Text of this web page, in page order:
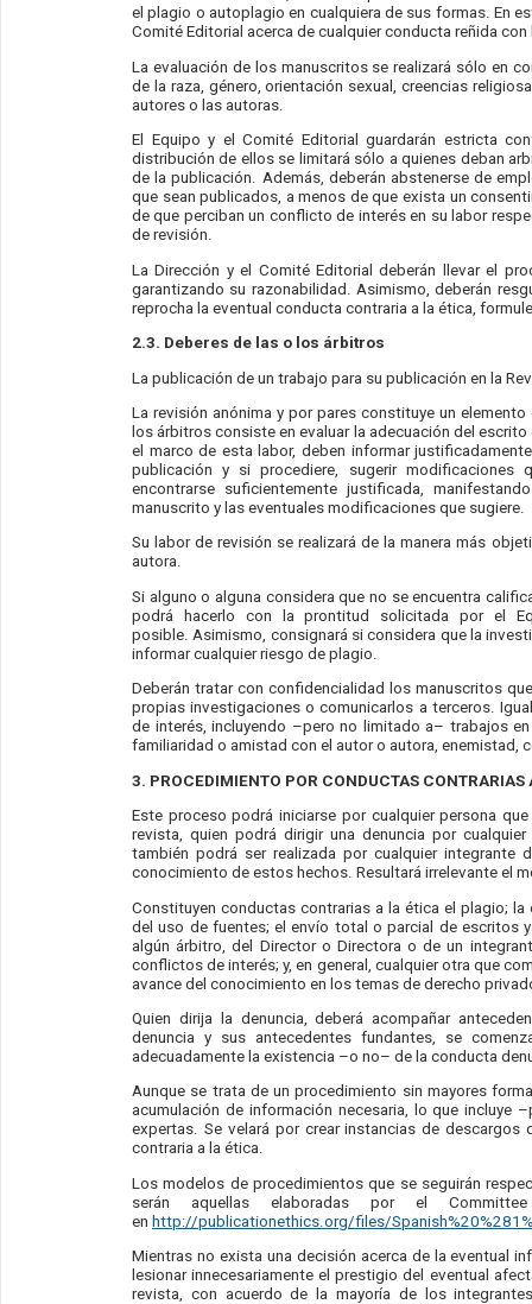
el plagio o autoplagio en cualquiera de sus formas. En
Comité Editorial acerca de cualquier conducta reñida con
La evaluación de los manuscritos se realizará sólo en
de la raza, género, orientación sexual, creencias
autores o las autoras.
El Equipo y el Comité Editorial guardarán estricta
distribución de ellos se limitará sólo a quienes deban
de la publicación. Además, deberán abstenerse de
que sean publicados, a menos de que exista un
de que perciban un conflicto de interés en su labor
de revisión.
La Dirección y el Comité Editorial deberán llevar el
garantizando su razonabilidad. Asimismo, deberán
reprocha la eventual conducta contraria a la ética,
2.3. Deberes de l as o los árbitros
La publicación de un trabajo para su publicación en la
La revisión anónima y por pares constituye un
los árbitros consiste en evaluar la adecuación del
el marco de esta labor, deben informar
publicación y si procediere, sugerir modificaciones
encontrarse suficientemente justificada,
manuscrito y las eventuales modificaciones que sugiere.
Su labor de revisión se realizará de la manera más
autora.
Si alguno o alguna considera que no se encuentra
podrá hacerlo con la prontitud solicitada por el
posible. Asimismo, consignará si considera que la
informar cualquier riesgo de plagio.
Deberán tratar con confidencialidad los manuscritos
propias investigaciones o comunicarlos a terceros.
de interés, incluyendo –pero no limitado a– trabajos
familiaridad o amistad con el autor o autora, enemistad,
3. PROCEDIMIENTO POR CONDUCTAS CONTRARIAS
Este proceso podrá iniciarse por cualquier persona
revista, quien podrá dirigir una denuncia por
también podrá ser realizada por cualquier
conocimiento de estos hechos. Resultará irrelevante el
Constituyen conductas contrarias a la ética el plagio;
del uso de fuentes; el envío total o parcial de escritos
algún árbitro, del Director o Directora o de un
conflictos de interés; y, en general, cualquier otra que
avance del conocimiento en los temas de derecho
Quien dirija la denuncia, deberá acompañar
denuncia y sus antecedentes fundantes, se
adecuadamente la existencia –o no– de la conducta
Aunque se trata de un procedimiento sin mayores
acumulación de información necesaria, lo que
expertas. Se velará por crear instancias de
contraria a la ética.
Los modelos de procedimientos que se seguirán
serán aquellas elaboradas por el
en http://publicationethics.org/files/
Mientras no exista una decisión acerca de la eventual
lesionar innecesariamente el prestigio del eventual
revista, con acuerdo de la mayoría de los